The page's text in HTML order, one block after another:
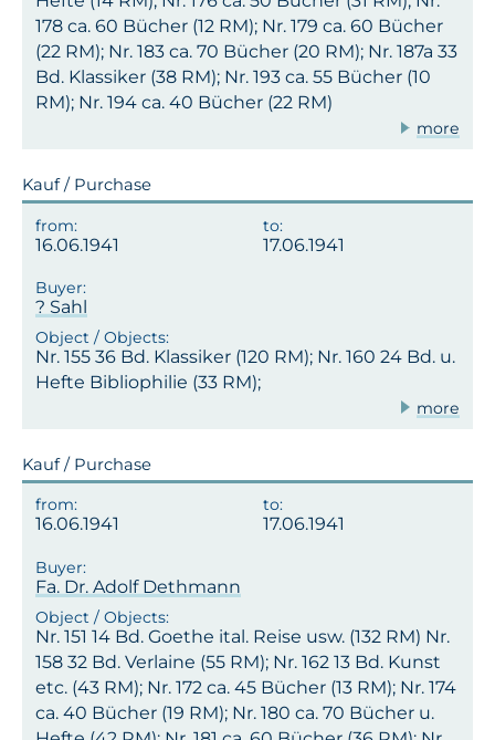
178 ca. 60 Bücher (12 RM); Nr. 179 ca. 60 Bücher
(22 RM); Nr. 183 ca. 70 Bücher (20 RM); Nr. 187a 33
Bd. Klassiker (38 RM); Nr. 193 ca. 55 Bücher (10
RM); Nr. 194 ca. 40 Bücher (22 RM)
more
Kauf / Purchase
16.06.1941 17.06.1941
? Sahl
Nr. 155 36 Bd. Klassiker (120 RM); Nr. 160 24 Bd. u.
Hefte Bibliophilie (33 RM);
more
Kauf / Purchase
16.06.1941 17.06.1941
Fa. Dr. Adolf Dethmann
Nr. 151 14 Bd. Goethe ital. Reise usw. (132 RM) Nr.
158 32 Bd. Verlaine (55 RM); Nr. 162 13 Bd. Kunst
etc. (43 RM); Nr. 172 ca. 45 Bücher (13 RM); Nr. 174
ca. 40 Bücher (19 RM); Nr. 180 ca. 70 Bücher u.